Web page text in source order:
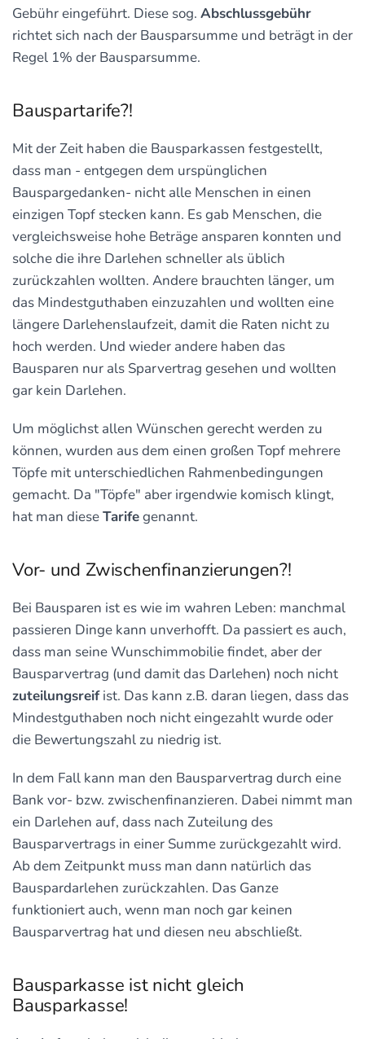
Gebühr eingeführt. Diese sog. Abschlussgebühr
richtet sich nach der Bausparsumme und beträgt in der
Regel 1% der Bausparsumme.
Bauspartarife?!
Mit der Zeit haben die Bausparkassen festgestellt,
dass man - entgegen dem urspünglichen
Bauspargedanken- nicht alle Menschen in einen
einzigen Topf stecken kann. Es gab Menschen, die
vergleichsweise hohe Beträge ansparen konnten und
solche die ihre Darlehen schneller als üblich
zurückzahlen wollten. Andere brauchten länger, um
das Mindestguthaben einzuzahlen und wollten eine
längere Darlehenslaufzeit, damit die Raten nicht zu
hoch werden. Und wieder andere haben das
Bausparen nur als Sparvertrag gesehen und wollten
gar kein Darlehen.
Um möglichst allen Wünschen gerecht werden zu
können, wurden aus dem einen großen Topf mehrere
Töpfe mit unterschiedlichen Rahmenbedingungen
gemacht. Da "Töpfe" aber irgendwie komisch klingt,
hat man dieseTarifegenannt.
Vor- und Zwischenfinanzierungen?!
Bei Bausparen ist es wie im wahren Leben: manchmal
passieren Dinge kann unverhofft. Da passiert es auch,
dass man seine Wunschimmobilie findet, aber der
Bausparvertrag (und damit das Darlehen) noch nicht
zuteilungsreifist. Das kann z.B. daran liegen, dass das
Mindestguthaben noch nicht eingezahlt wurde oder
die Bewertungszahl zu niedrig ist.
In dem Fall kann man den Bausparvertrag durch eine
Bank vor- bzw. zwischenfinanzieren. Dabei nimmt man
ein Darlehen auf, dass nach Zuteilung des
Bausparvertrags in einer Summe zurückgezahlt wird.
Ab dem Zeitpunkt muss man dann natürlich das
Bauspardarlehen zurückzahlen. Das Ganze
funktioniert auch, wenn man noch gar keinen
Bausparvertrag hat und diesen neu abschließt.
Bausparkasse ist nicht gleich
Bausparkasse!